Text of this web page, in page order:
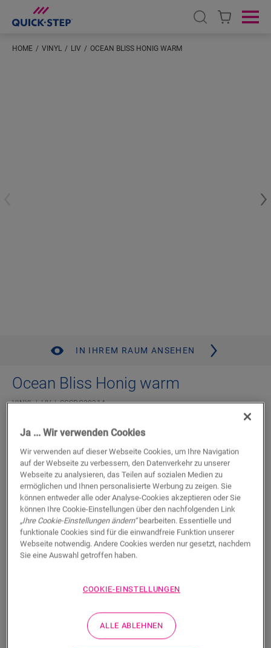
Open search
HOME VINYL LIV OCEAN BLISS HONIG WARM
IN IHREM RAUM ANSEHEN
Ocean Bliss Honig warm
VINYL LIV SGSPC20314
Mix & Match mit der Pristine Kollektion
Authentische Fase
Verklebt oder auf Flex Pro verlegt
Kompatibel mit Bodenheizung und -kühlung
Wasserdicht
Verfügbar in2 Varianten
Einen Händler in Ihrer Nähe finden
Sie können es kaum erwarten, diesen Boden selbst zu
immer einen Händler in Ihrer Nähe.
Ja ... Wir verwenden Cookies
Wir verwenden auf dieser Webseite Cookies, um Ihre Navigation
auf der Webseite zu verbessern, den Datenverkehr zu unserer
Webseite zu analysieren, das Teilen auf sozialen Medien zu
ermöglichen und Ihnen personalisierte Werbung zu zeigen. Sie
können entweder alle oder Analyse-Cookies akzeptieren oder Sie
können Ihre Cookie-Einstellungen über den nachfolgenden Link
„Ihre Cookie-Einstellungen ändern“bearbeiten. Essentielle und
funktionale Cookies sind für die einwandfreie Funktion unserer
Webseite notwendig. Andere Cookies werden nur gesetzt, nachdem
Sie eine Auswahl getroffen haben.
COOKIE-EINSTELLUNGEN
ALLE ABLEHNEN